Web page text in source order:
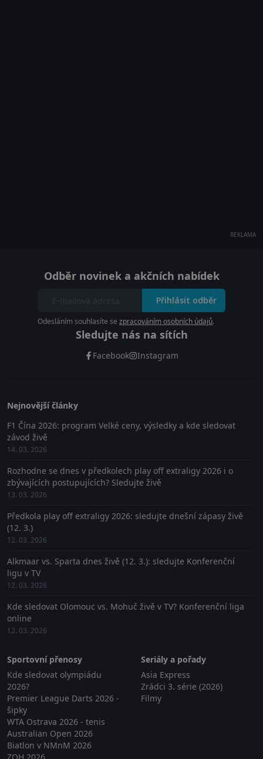
REKLAMA
Odběr novinek a akčních nabídek
Přihlásit odběr
Odesláním souhlasíte se zpracováním osobních údajů.
Sledujte nás na sítích
Facebook Instagram
Nejnovější články
F1 Čína 2026: program Velké ceny, výsledky a kde sledovat
závod živě
14. 03. 2026
Rozhodne se dnes v předkolech play off extraligy 2026 i o
zbývajících postupujících? Sledujte živě
13. 03. 2026
Předkola play off extraligy 2026: sledujte dnešní zápasy živě
(12. 3.)
12. 03. 2026
Alkmaar vs. Sparta dnes živě (12. 3.): sledujte Konferenční
ligu v TV
12. 03. 2026
Kde sledovat Olomouc vs. Mohuč živě v TV? Konferenční liga
online
12. 03. 2026
Sportovní přenosy
Kde sledovat olympiádu
2026?
Premier League Darts 2026 -
šipky
WTA Ostrava 2026 - tenis
Australian Open 2026
Biatlon v NMnM 2026
Seriály a pořady
Asia Express
Zrádci 3. série (2026)
Filmy